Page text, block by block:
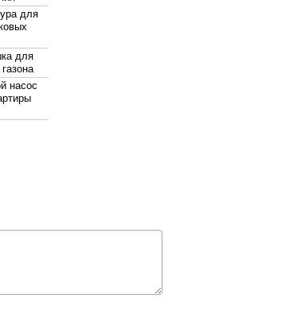
для
для
насос
из